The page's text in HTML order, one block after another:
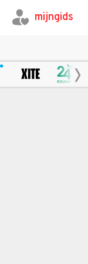
mijngids